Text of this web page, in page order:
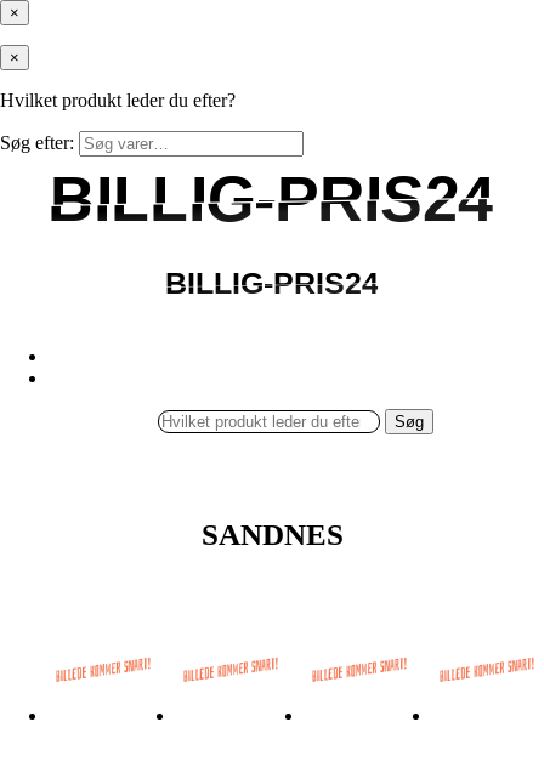
×
×
Hvilket produkt leder du efter?
Søg efter:
BILLIG-PRIS24
BILLIG-PRIS24
BILLIG-PRIS24
BILLIG-PRIS24
Søg
SANDNES